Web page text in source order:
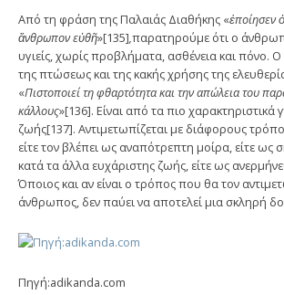
Από τη φράση της Παλαιάς Διαθήκης «ἐποίησεν
ἄνθρωπον εὐθῆ»[135],παρατηρούμε ότι ο
υγιείς, χωρίς προβλήματα, ασθένεια και πόνο. Ο
της πτώσεως και της κακής χρήσης της
«Πιστοποιεί τη φθαρτότητα και την απώλεια του
κάλλους»[136]. Είναι από τα πιο χαρακτηριστικά
ζωής[137]. Αντιμετωπίζεται με διάφορους
είτε τον βλέπει ως αναπότρεπτη μοίρα, είτε ως
κατά τα άλλα ευχάριστης ζωής, είτε ως
Όποιος και αν είναι ο τρόπος που θα τον
άνθρωπος, δεν παύει να αποτελεί μια σκληρή
Πηγή:adikanda.com